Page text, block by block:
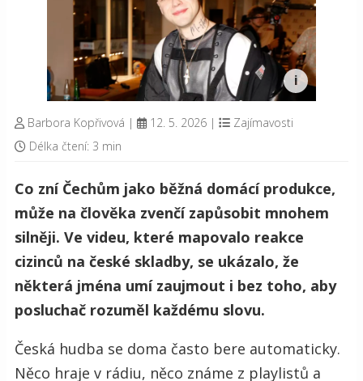
Barbora Kopřivová | 12. 5. 2026 |
Zajímavosti
Délka čtení: 3 min
Co zní Čechům jako běžná domácí produkce,
může na člověka zvenčí zapůsobit mnohem
silněji. Ve videu, které mapovalo reakce
cizinců na české skladby, se ukázalo, že
některá jména umí zaujmout i bez toho, aby
posluchač rozuměl každému slovu.
Česká hudba se doma často bere automaticky.
Něco hraje v rádiu, něco známe z playlistů a